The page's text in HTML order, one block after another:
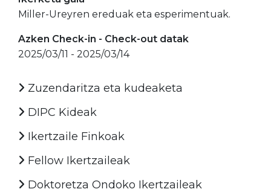
Miller-Ureyren ereduak eta esperimentuak.
Azken Check-in - Check-out datak
2025/03/11 - 2025/03/14
Zuzendaritza eta kudeaketa
DIPC Kideak
Ikertzaile Finkoak
Fellow Ikertzaileak
Doktoretza Ondoko Ikertzaileak